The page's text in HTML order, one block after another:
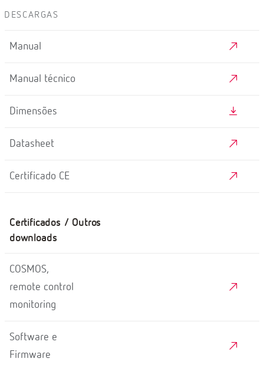
DESCARGAS
Manual
Manual técnico
Dimensões
Datasheet
Certificado CE
Certificados / Outros
downloads
COSMOS,
remote control
monitoring
Software e
Firmware